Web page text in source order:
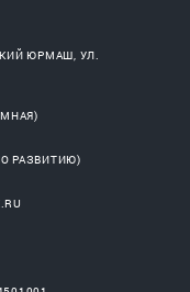
ЮРМАШ, УЛ.
РАЗВИТИЮ)